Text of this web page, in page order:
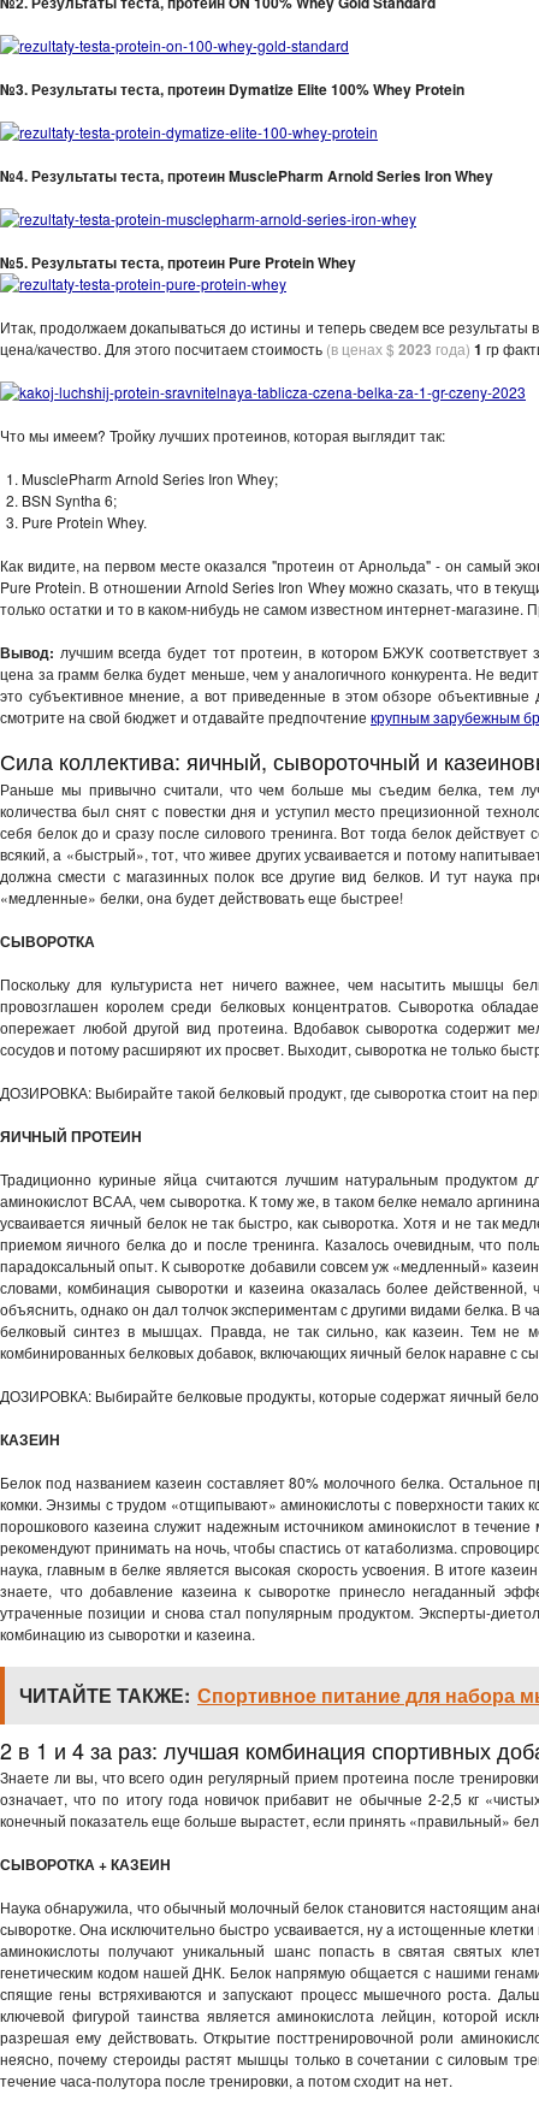
№3. Результаты теста, протеин Dymatize Elite 100% Whey Protein
№4. Результаты теста, протеин MusclePharm Arnold Series Iron Whey
№5. Результаты теста, протеин Pure Protein Whey
Итак, продолжаем докапываться до истины и теперь сведем все
цена/качество. Для этого посчитаем стоимость (в ценах $ 2023 года) 1 гр
Что мы имеем? Тройку лучших протеинов, которая выглядит так:
MusclePharm Arnold Series Iron Whey;
BSN Syntha 6;
Pure Protein Whey.
Как видите, на первом месте оказался "протеин от Арнольда" - он самый
Pure Protein. В отношении Arnold Series Iron Whey можно сказать, что в
только остатки и то в каком-нибудь не самом известном интернет-
Вывод: лучшим всегда будет тот протеин, в котором БЖУК
цена за грамм белка будет меньше, чем у аналогичного конкурента. Не
это субъективное мнение, а вот приведенные в этом обзоре
смотрите на свой бюджет и отдавайте предпочтение крупным зарубежным
Сила коллектива: яичный, сывороточный и
Раньше мы привычно считали, что чем больше мы съедим белка, тем
количества был снят с повестки дня и уступил место прецизионной
себя белок до и сразу после силового тренинга. Вот тогда белок
всякий, а «быстрый», тот, что живее других усваивается и потому
должна смести с магазинных полок все другие вид белков. И тут наука
«медленные» белки, она будет действовать еще быстрее!
СЫВОРОТКА
Поскольку для культуриста нет ничего важнее, чем насытить мышцы
провозглашен королем среди белковых концентратов. Сыворотка
опережает любой другой вид протеина. Вдобавок сыворотка содержит
сосудов и потому расширяют их просвет. Выходит, сыворотка не только
ДОЗИРОВКА: Выбирайте такой белковый продукт, где сыворотка стоит на
ЯИЧНЫЙ ПРОТЕИН
Традиционно куриные яйца считаются лучшим натуральным продуктом
аминокислот ВСАА, чем сыворотка. К тому же, в таком белке немало
усваивается яичный белок не так быстро, как сыворотка. Хотя и не так
приемом яичного белка до и после тренинга. Казалось очевидным, что
парадоксальный опыт. К сыворотке добавили совсем уж «медленный»
словами, комбинация сыворотки и казеина оказалась более
объяснить, однако он дал толчок экспериментам с другими видами белка. В
белковый синтез в мышцах. Правда, не так сильно, как казеин. Тем
комбинированных белковых добавок, включающих яичный белок наравне с
ДОЗИРОВКА: Выбирайте белковые продукты, которые содержат яичный
КАЗЕИН
Белок под названием казеин составляет 80% молочного белка.
комки. Энзимы с трудом «отщипывают» аминокислоты с поверхности таких
порошкового казеина служит надежным источником аминокислот в
рекомендуют принимать на ночь, чтобы спастись от катаболизма.
наука, главным в белке является высокая скорость усвоения. В итоге
знаете, что добавление казеина к сыворотке принесло негаданный
утраченные позиции и снова стал популярным продуктом. Эксперты-
комбинацию из сыворотки и казеина.
ЧИТАЙТЕ ТАКЖЕ: Спортивное питание для набора
2 в 1 и 4 за раз: лучшая комбинация спортивных
Знаете ли вы, что всего один регулярный прием протеина после
означает, что по итогу года новичок прибавит не обычные 2-2,5 кг
конечный показатель еще больше вырастет, если принять «правильный»
СЫВОРОТКА + КАЗЕИН
Наука обнаружила, что обычный молочный белок становится настоящим
сыворотке. Она исключительно быстро усваивается, ну а истощенные
аминокислоты получают уникальный шанс попасть в святая святых
генетическим кодом нашей ДНК. Белок напрямую общается с нашими
спящие гены встряхиваются и запускают процесс мышечного роста.
ключевой фигурой таинства является аминокислота лейцин, которой
разрешая ему действовать. Открытие посттренировочной роли
неясно, почему стероиды растят мышцы только в сочетании с силовым
течение часа-полутора после тренировки, а потом сходит на нет.